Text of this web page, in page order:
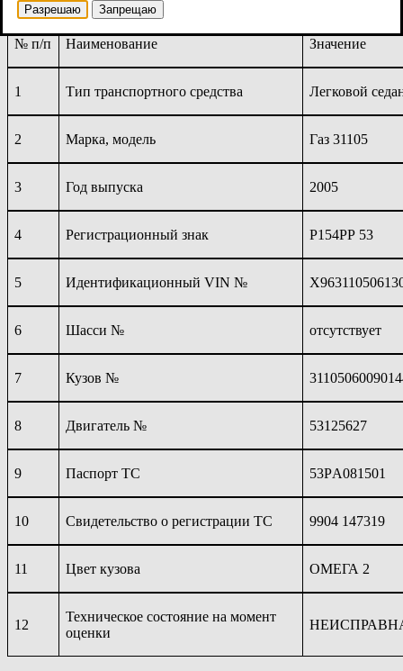
№ п/п Наименование Значение
1 Тип транспортного средства Легковой
2 Марка, модель Газ 31105
3 Год выпуска 2005
4 Регистрационный знак Р154РР 53
5 Идентификационный VIN №
6 Шасси № отсутствует
7 Кузов №
8 Двигатель № 53125627
9 Паспорт ТС 53РА081501
10 Свидетельство о регистрации ТС 9904 147319
11 Цвет кузова ОМЕГА 2
12
Техническое состояние на момент
оценки
Разрешаю Запрещаю